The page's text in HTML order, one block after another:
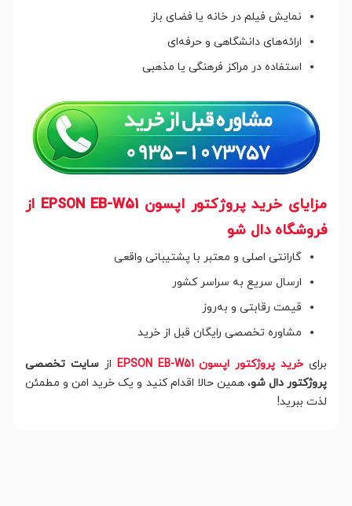
نمایش فیلم در خانه یا فضای باز
ارائه‌های دانشگاهی و حرفه‌ای
استفاده در مراکز فرهنگی یا مذهبی
مزایای خرید پروژکتور اپسون EPSON EB-W51 از
فروشگاه دال شو
گارانتی اصلی و معتبر با پشتیبانی واقعی
ارسال سریع به سراسر کشور
قیمت رقابتی و به‌روز
مشاوره تخصصی رایگان قبل از خرید
برای خرید پروژکتور اپسون EPSON EB-W51 ازسایت تخصصی
پروژکتور دال شو، همین حالا اقدام کنید و یک خرید امن و مطمئن
لذت ببرید!